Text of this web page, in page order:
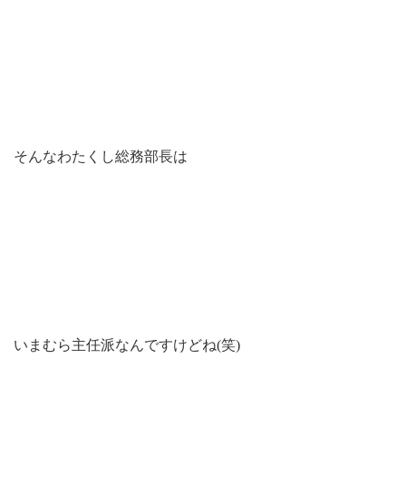
そんなわたくし総務部長は
いまむら主任派なんですけどね(笑)